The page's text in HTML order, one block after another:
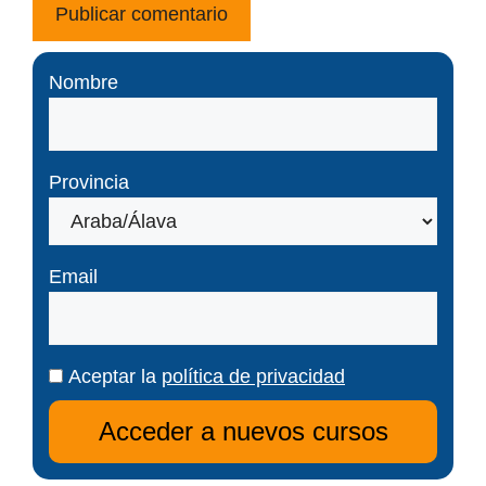
Nombre
Provincia
Email
Aceptar la política de privacidad